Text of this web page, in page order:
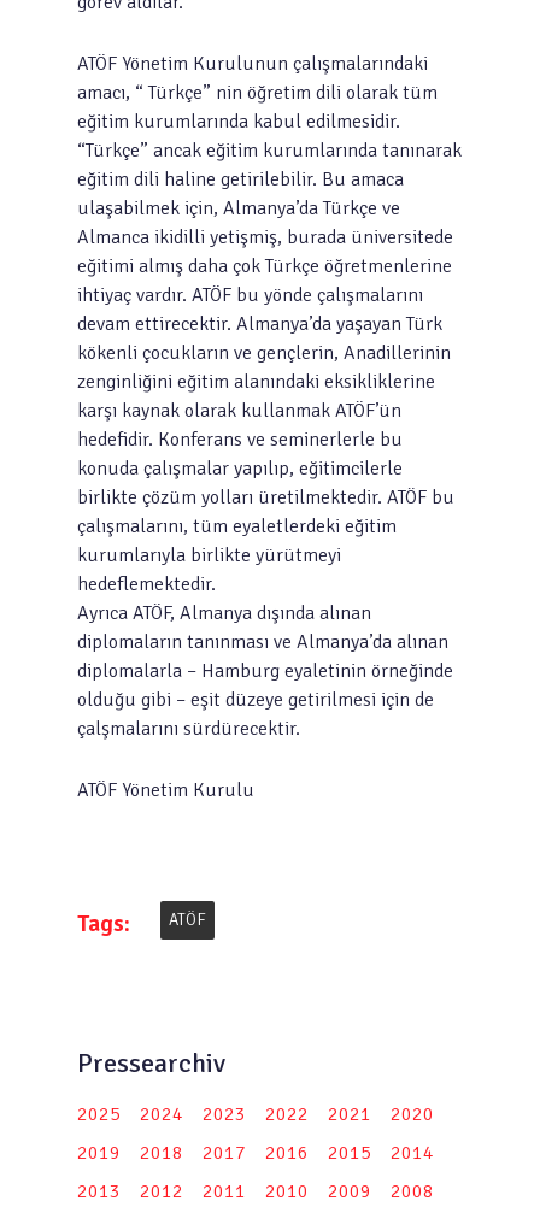
ATÖF Yönetim Kurulunun çalışmalarındaki
amacı, “ Türkçe” nin öğretim dili olarak tüm
eğitim kurumlarında kabul edilmesidir.
“Türkçe” ancak eğitim kurumlarında tanınarak
eğitim dili haline getirilebilir. Bu amaca
ulaşabilmek için, Almanya’da Türkçe ve
Almanca ikidilli yetişmiş, burada üniversitede
eğitimi almış daha çok Türkçe öğretmenlerine
ihtiyaç vardır. ATÖF bu yönde çalışmalarını
devam ettirecektir. Almanya’da yaşayan Türk
kökenli çocukların ve gençlerin, Anadillerinin
zenginliğini eğitim alanındaki eksikliklerine
karşı kaynak olarak kullanmak ATÖF’ün
hedefidir. Konferans ve seminerlerle bu
konuda çalışmalar yapılıp, eğitimcilerle
birlikte çözüm yolları üretilmektedir. ATÖF bu
çalışmalarını, tüm eyaletlerdeki eğitim
kurumlarıyla birlikte yürütmeyi
hedeflemektedir.
Ayrıca ATÖF, Almanya dışında alınan
diplomaların tanınması ve Almanya’da alınan
diplomalarla – Hamburg eyaletinin örneğinde
olduğu gibi – eşit düzeye getirilmesi için de
çalşmalarını sürdürecektir.
ATÖF Yönetim Kurulu
Tags: ATÖF
Pressearchiv
2025 2024 2023 2022 2021
2020
2019
2018 2017 2016 2015
2014
2013
2012 2011 2010 2009
2008